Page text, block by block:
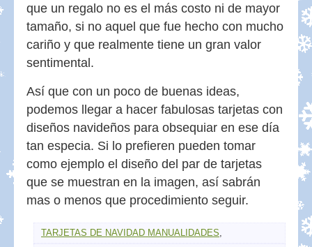
que un regalo no es el más costo ni de mayor
tamaño, si no aquel que fue hecho con mucho
cariño y que realmente tiene un gran valor
sentimental.
Así que con un poco de buenas ideas,
podemos llegar a hacer fabulosas tarjetas con
diseños navideños para obsequiar en ese día
tan especia. Si lo prefieren pueden tomar
como ejemplo el diseño del par de tarjetas
que se muestran en la imagen, así sabrán
mas o menos que procedimiento seguir.
TARJETAS DE NAVIDAD MANUALIDADES,